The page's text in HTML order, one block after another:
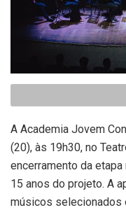
A Academia Jovem
(20), às 19h30, no
encerramento da
15 anos do projeto. A
músicos selecionados